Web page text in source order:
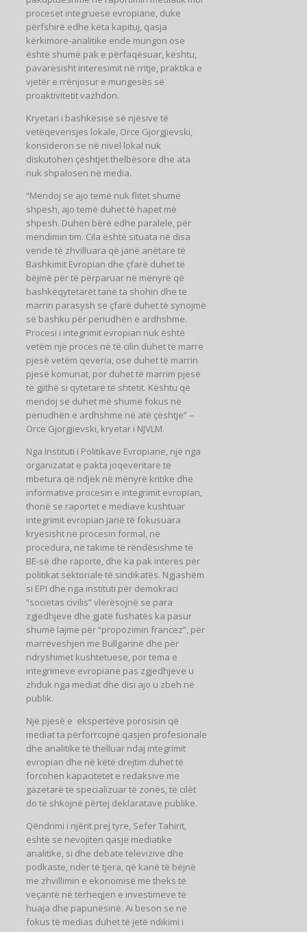
proceset integruese evropiane, duke
përfshirë edhe këta kapituj, qasja
kërkimore-analitike ende mungon ose
është shumë pak e përfaqësuar, kështu,
pavarësisht interesimit në rritje, praktika e
vjetër e rrënjosur e mungesës së
proaktivitetit vazhdon.
Kryetari i bashkësisë së njësive të
vetëqeverisjes lokale, Orce Gjorgjievski,
konsideron se në nivel lokal nuk
diskutohen çështjet thelbësore dhe ata
nuk shpalosen në media.
“Mendoj se ajo temë nuk flitet shumë
shpesh, ajo temë duhet të hapet më
shpesh. Duhen bërë edhe paralele, për
mendimin tim. Cila është situata në disa
vende të zhvilluara që janë anëtare të
Bashkimit Evropian dhe çfarë duhet të
bëjmë për të përparuar në mënyrë që
bashkëqytetarët tanë ta shohin dhe të
marrin parasysh se çfarë duhet të synojmë
së bashku për periudhën e ardhshme.
Procesi i integrimit evropian nuk është
vetëm një proces në të cilin duhet të marrë
pjesë vetëm qeveria, ose duhet të marrin
pjesë komunat, por duhet të marrim pjesë
të gjithë si qytetarë të shtetit. Kështu që
mendoj se duhet më shumë fokus në
periudhën e ardhshme në atë çështje” –
Orce Gjorgjievski, kryetar i NJVLM.
Nga Instituti i Politikave Evropiane, një nga
organizatat e pakta joqeveritare të
mbetura që ndjek në mënyrë kritike dhe
informative procesin e integrimit evropian,
thonë se raportet e mediave kushtuar
integrimit evropian janë të fokusuara
kryesisht në procesin formal, në
procedura, në takime të rëndësishme të
BE-së dhe raporte, dhe ka pak interes për
politikat sektoriale të sindikatës. Ngjashëm
si EPI dhe nga instituti për demokraci
“societas civilis” vlerësojnë se para
zgjedhjeve dhe gjatë fushatës ka pasur
shumë lajme për “propozimin francez”, për
marrëveshjen me Bullgarinë dhe për
ndryshimet kushtetuese, por tema e
integrimeve evropiane pas zgjedhjeve u
zhduk nga mediat dhe disi ajo u zbeh në
publik.
Një pjesë e ekspertëve porosisin që
mediat ta përforrcojnë qasjen profesionale
dhe analitike të thelluar ndaj integrimit
evropian dhe në këtë drejtim duhet të
forcohen kapacitetet e redaksive me
gazetarë të specializuar të zonës, të cilët
do të shkojnë përtej deklaratave publike.
Qëndrimi i njërit prej tyre, Sefer Tahirit,
është se nevojiten qasje mediatike
analitike, si dhe debate televizive dhe
podkaste, ndër të tjera, që kanë të bëjnë
me zhvillimin e ekonomisë me theks të
veçantë në tërheqjen e investimeve të
huaja dhe papunësinë. Ai beson se në
fokus të medias duhet të jetë ndikimi i